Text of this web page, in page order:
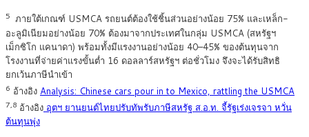
5 ภายใต้เกณฑ์ USMCA รถยนต์ต้องใช้ชิ้นส่วนอย่างน้อย 75% และเหล็ก-
อะลูมิเนียมอย่างน้อย 70% ต้องมาจากประเทศในกลุ่ม USMCA (สหรัฐฯ
เม็กซิโก แคนาดา) พร้อมทั้งมีแรงงานอย่างน้อย 40–45% ของต้นทุนจาก
โรงงานที่จ่ายค่าแรงขั้นต่ำ 16 ดอลลาร์สหรัฐฯ ต่อชั่วโมง จึงจะได้รับสิทธิ
ยกเว้นภาษีนำเข้า
6 อ้างอิง Analysis: Chinese cars pour in to Mexico, rattling the USMCA
7,8 อ้างอิง อุตฯ ยานยนต์ไทยปรับทัพรับภาษีสหรัฐ ส.อ.ท. จี้รัฐเร่งเจรจา หวั่น
ต้นทุนพุ่ง